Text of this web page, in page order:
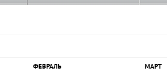
ФЕВРАЛЬ МАРТ